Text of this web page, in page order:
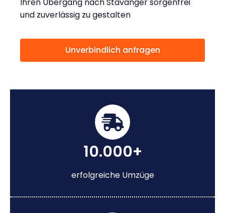
und zuverlässig zu gestalten
Unverbindlich anfragen
10.000+
erfolgreiche Umzüge